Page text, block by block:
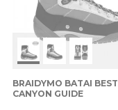
BRAIDYMO BATAI
CANYON GUIDE